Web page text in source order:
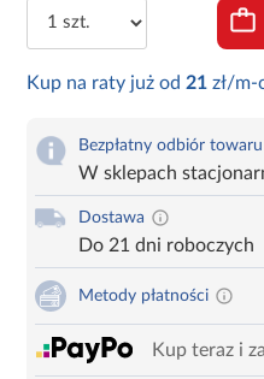
Kup na raty już od 21 zł/m-
Bezpłatny odbiór towaru
W sklepach
Dostawa
Do 21 dni roboczych
Metody płatności
Kup teraz i